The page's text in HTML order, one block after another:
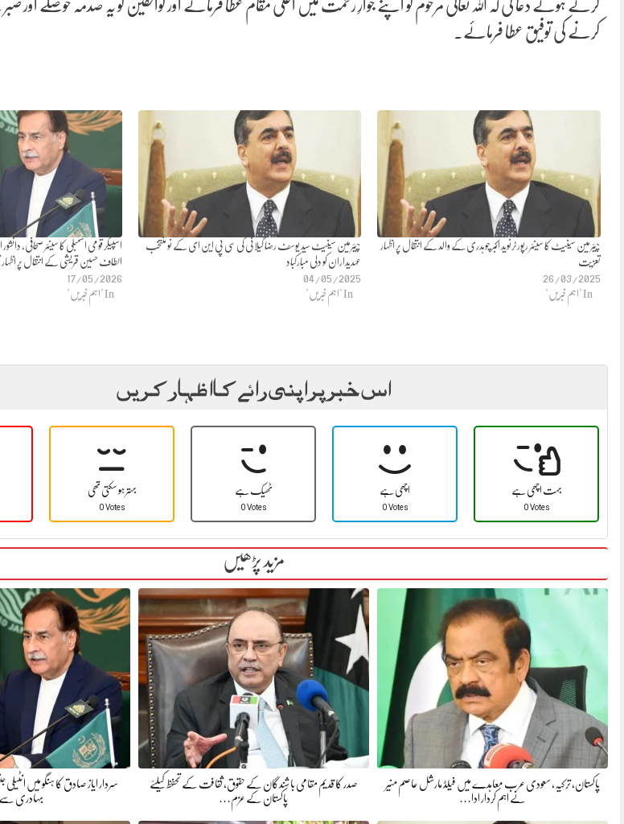
کرتے ہوئے دعا کی کہ اللہ تعالی مرحوم کو اپنے جوارِ رحمت میں اعلیٰ مقام عطا فرمائے اور لواحقین کو یہ صدمہ حوصلے اور
کرنے کی توفیق عطا فرمائے۔
اسپیکر قومی اسمبلی کا سینئر صحافی،
الطاف حسین قریشی کے انتقال پر
17/05/2026
In "اہم خبریں"
چیئرمین سینیٹ سید یوسف رضا گیلانی کی سی پی این ای کے نو منتخب
عہدیداران کو دلی مبارکباد
04/05/2025
In "اہم خبریں"
چیئرمین سینیٹ کا سینئر رپورٹرنوید اکبر چوہدری کے والد کے انتقال پر اظہار
تعزیت
26/03/2025
In "اہم خبریں"
اس خبر پر اپنی رائے کا اظہار کریں
بہتر ہو سکتی تھی
0 Votes
ٹھیک ہے
0 Votes
اچھی ہے
0 Votes
بہت اچھی ہے
0 Votes
مزید پڑھیں
پاکستان، ترکیہ، سعودی عرب معاہدے میں فیلڈ مارشل عاصم منیر
نے اہم کردار ادا…
صدر کا قدیم مقامی باشندگان کے حقوق، ثقافت کے تحفظ کیلئے
پاکستان کے عزم…
سردار ایاز صادق کا ہنگو میں
بہادری